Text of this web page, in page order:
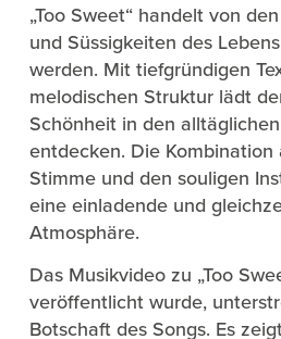
„Too Sweet“ handelt von
und Süssigkeiten des
werden. Mit tiefgründigen
melodischen Struktur lädt
Schönheit in den
entdecken. Die Kombination
Stimme und den souligen
eine einladende und
Atmosphäre.
Das Musikvideo zu „Too
veröffentlicht wurde,
Botschaft des Songs. Es